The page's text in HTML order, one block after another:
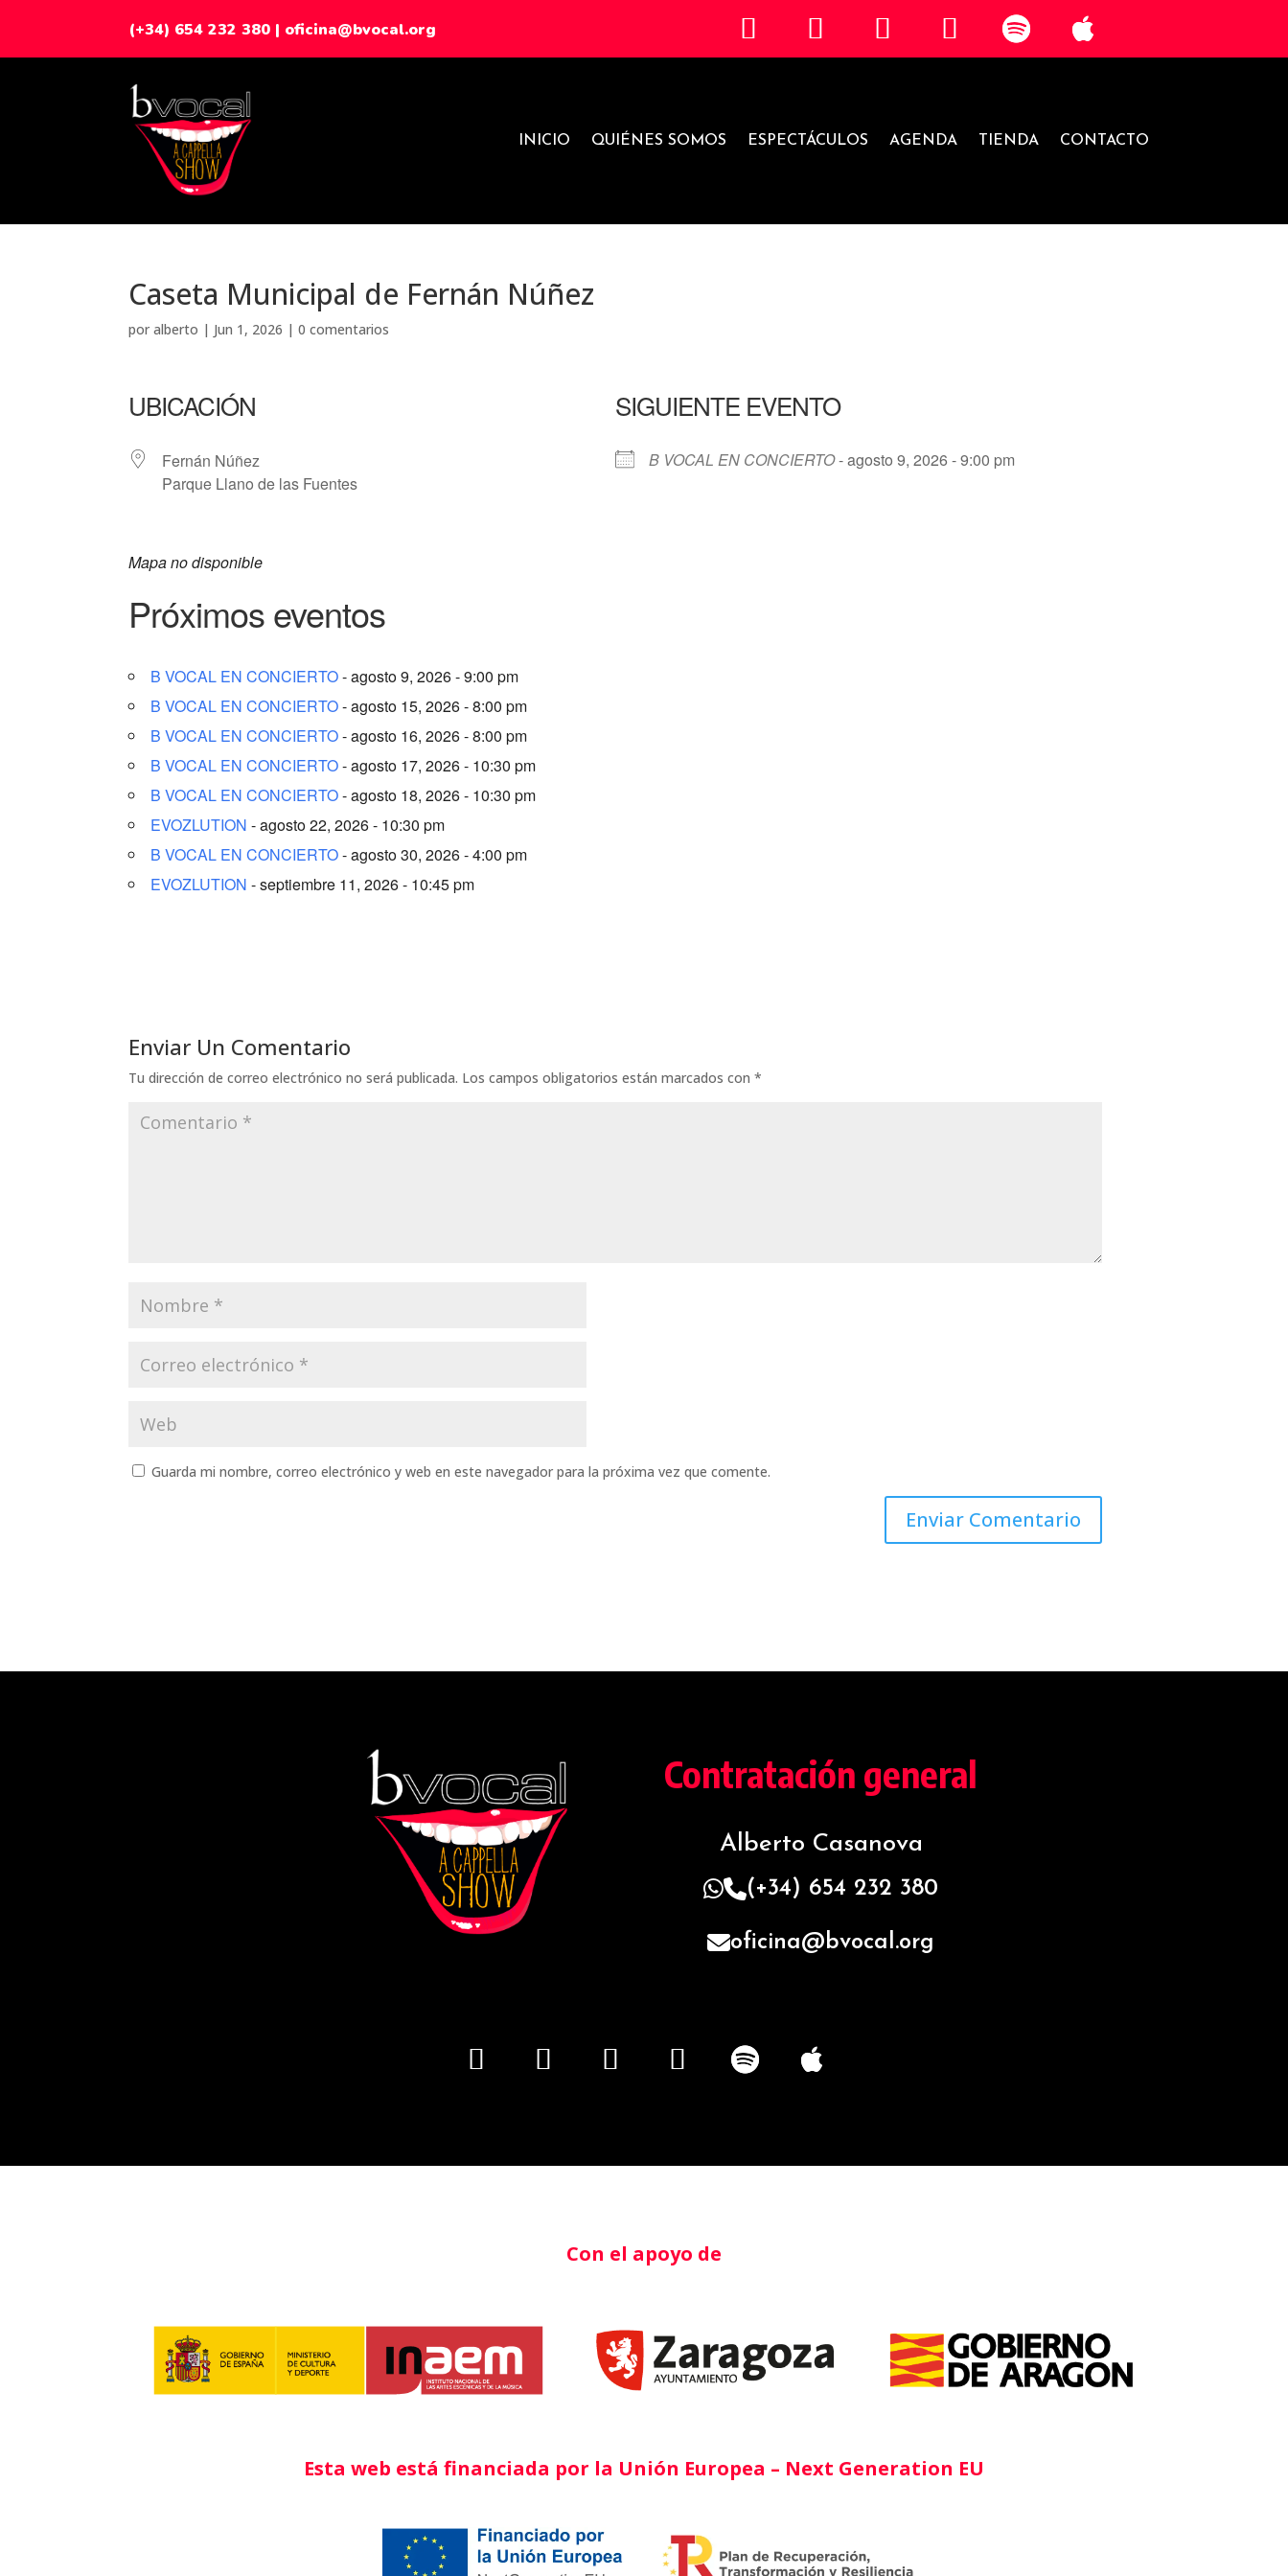
(+34) 654 232 380 | oficina@bvocal.org
INICIO QUIÉNES SOMOS ESPECTÁCULOS AGENDA TIENDA CONTACTO
Caseta Municipal de Fernán Núñez
poralberto | Jun 1, 2026 |0 comentarios
UBICACIÓN
Fernán Núñez
Parque Llano de las Fuentes
SIGUIENTE EVENTO
B VOCAL EN CONCIERTO- agosto 9, 2026 - 9:00 pm
Mapa no disponible
Próximos eventos
B VOCAL EN CONCIERTO- agosto 9, 2026 - 9:00 pm
B VOCAL EN CONCIERTO- agosto 15, 2026 - 8:00 pm
B VOCAL EN CONCIERTO- agosto 16, 2026 - 8:00 pm
B VOCAL EN CONCIERTO- agosto 17, 2026 - 10:30 pm
B VOCAL EN CONCIERTO- agosto 18, 2026 - 10:30 pm
EVOZLUTION - agosto 22, 2026 - 10:30 pm
B VOCAL EN CONCIERTO- agosto 30, 2026 - 4:00 pm
EVOZLUTION - septiembre 11, 2026 - 10:45 pm
Enviar Un Comentario
Tu dirección de correo electrónico no será publicada. Los campos obligatorios están marcados con*
Guarda mi nombre, correo electrónico y web en este navegador para la próxima vez que comente.
Contratación general
Alberto Casanova
(+34) 654 232 380
oficina@bvocal.org
Con el apoyo de
Esta web está financiada por la Unión Europea – Next Generation EU